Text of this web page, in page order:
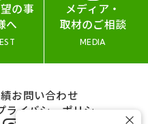
の事
へ
メディア・
取材のご相談
MEDIA
お問い合わせ
ライバシーポリシー
×